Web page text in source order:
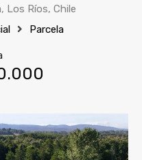
Los Ríos, Chile
Parcela